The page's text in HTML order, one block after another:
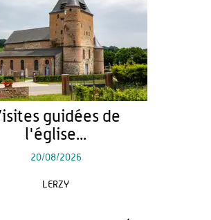
guidées de
l'église...
20/08/2026
LERZY